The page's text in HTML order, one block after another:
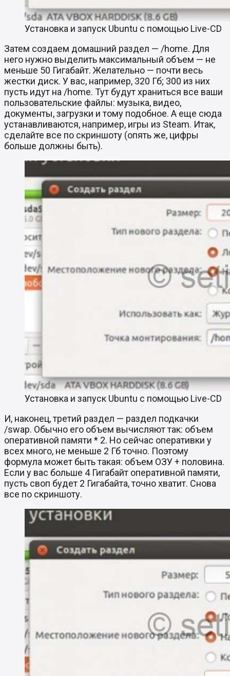
Установка и запуск Ubuntu с помощью Live-CD
Затем создаем домашний раздел — /home. Для
него нужно выделить максимальный объем — не
меньше 50 Гигабайт. Желательно — почти весь
жестки диск. У вас, например, 320 Гб; 300 из них
пусть идут на /home. Тут будут храниться все ваши
пользовательские файлы: музыка, видео,
документы, загрузки и тому подобное. А еще сюда
устанавливаются, например, игры из Steam. Итак,
сделайте все по скриншоту (опять же, цифры
больше должны быть).
Установка и запуск Ubuntu с помощью Live-CD
И, наконец, третий раздел — раздел подкачки
/swap. Обычно его объем вычисляют так: объем
оперативной памяти * 2. Но сейчас оперативки у
всех много, не меньше 2 Гб точно. Поэтому
формула может быть такая: объем ОЗУ + половина.
Если у вас больше 4 Гигабайт оперативной памяти,
пусть своп будет 2 Гигабайта, точно хватит. Снова
все по скриншоту.